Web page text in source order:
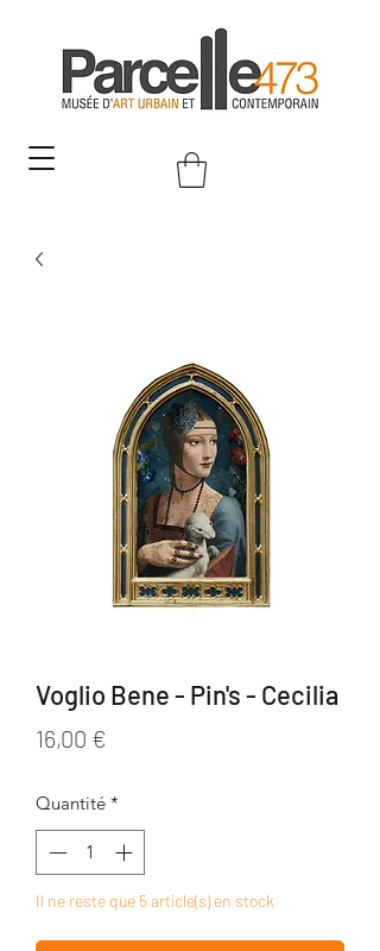
Voglio Bene - Pin's - Cecilia
16,00 €
Quantité *
Il ne reste que 5 article(s) en stock